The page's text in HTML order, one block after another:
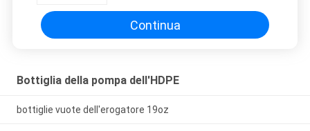
Continua
Bottiglia della pompa dell'HDPE
bottiglie vuote dell'erogatore 19oz